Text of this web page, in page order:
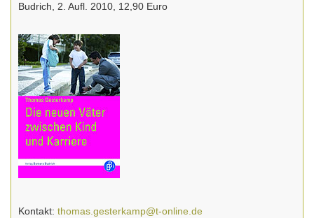
Budrich, 2. Aufl. 2010, 12,90 Euro
Kontakt: thomas.gesterkamp@t-online.de